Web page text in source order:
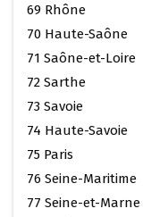
69 Rhône
70 Haute-Saône
71 Saône-et-Loire
72 Sarthe
73 Savoie
74 Haute-Savoie
75 Paris
76 Seine-Maritime
77 Seine-et-Marne